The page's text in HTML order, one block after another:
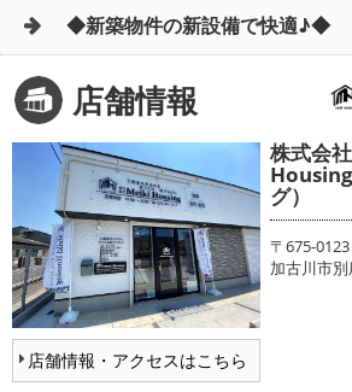
◆新築物件の新設備で快適♪◆
店舗情報
店舗情報・アクセスはこちら
株式会
グ）
〒675-0123
加古川市